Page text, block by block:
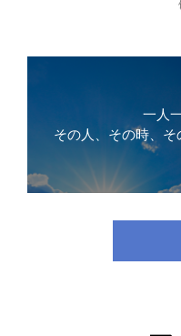
一人
その人、その時、